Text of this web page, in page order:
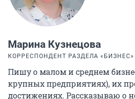
Марина Кузнецова
КОРРЕСПОНДЕНТ РАЗДЕЛА «БИЗНЕС»
Пишу о малом и среднем
крупных предприятиях), их
достижениях. Рассказываю о